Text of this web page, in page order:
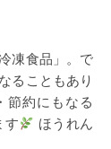
ることもあり
節約にもなる
す
ほうれん